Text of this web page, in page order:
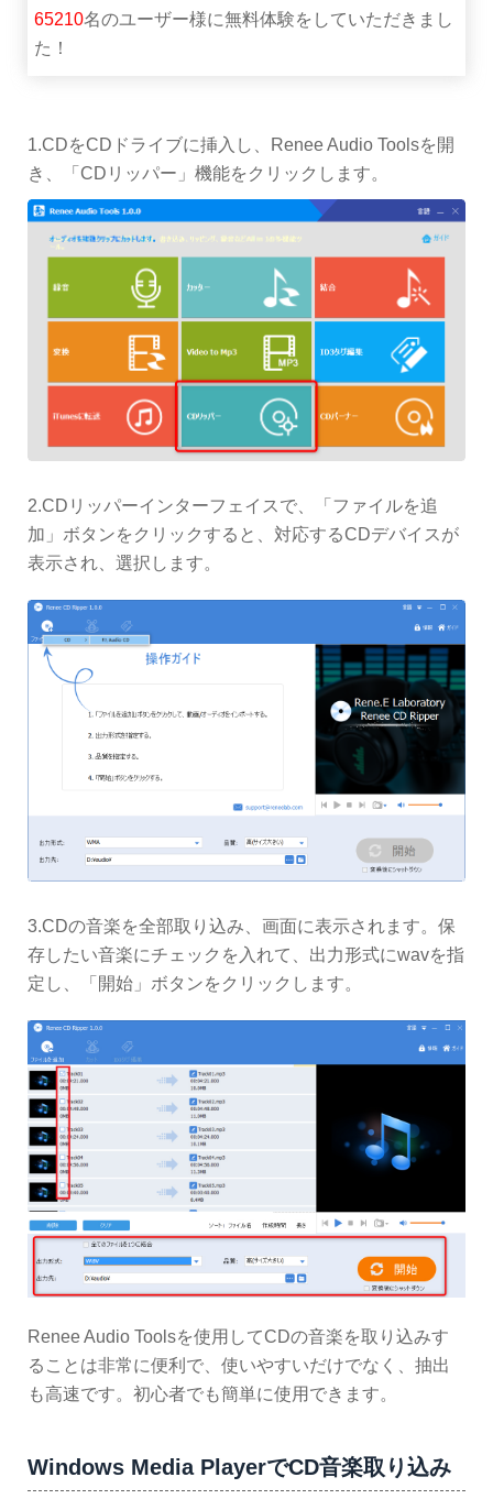
65210名のユーザー様に無料体験をしていただきまし
た！
1.CDをCDドライブに挿入し、Renee Audio Toolsを開
き、「CDリッパー」機能をクリックします。
2.CDリッパーインターフェイスで、「ファイルを追
加」ボタンをクリックすると、対応するCDデバイスが
表示され、選択します。
3.CDの音楽を全部取り込み、画面に表示されます。保
存したい音楽にチェックを入れて、出力形式にwavを指
定し、「開始」ボタンをクリックします。
Renee Audio Toolsを使用してCDの音楽を取り込みす
ることは非常に便利で、使いやすいだけでなく、抽出
も高速です。初心者でも簡単に使用できます。
Windows Media PlayerでCD音楽取り込み